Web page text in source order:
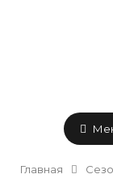
Главная